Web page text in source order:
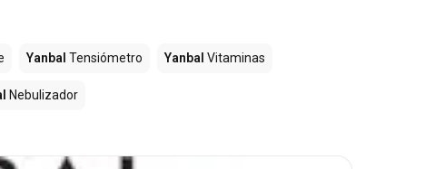
Yanbal Tensiómetro Yanbal Vitaminas
Nebulizador